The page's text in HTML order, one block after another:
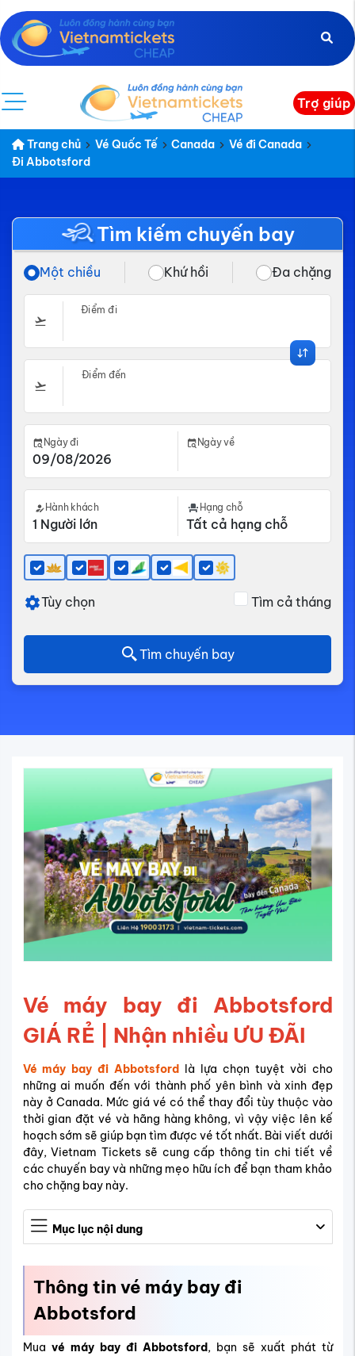
Trợ giúp
Trang chủ Vé Quốc Tế Canada
Vé đi Canada
Đi Abbotsford
Tìm kiếm chuyến bay
Một chiều Khứ hồi Đa chặng
Điểm đi
Điểm đến
Ngày đi Ngày về
Hành khách Hạng chỗ
Tùy chọn Tìm cả tháng
Tìm chuyến bay
Vé máy bay đi Abbotsford
GIÁ RẺ | Nhận nhiều ƯU ĐÃI
Vé máy bay đi Abbotsford là lựa chọn tuyệt vời cho
những ai muốn đến với thành phố yên bình và xinh đẹp
này ở Canada. Mức giá vé có thể thay đổi tùy thuộc vào
thời gian đặt vé và hãng hàng không, vì vậy việc lên kế
hoạch sớm sẽ giúp bạn tìm được vé tốt nhất. Bài viết dưới
đây, Vietnam Tickets sẽ cung cấp thông tin chi tiết về
các chuyến bay và những mẹo hữu ích để bạn tham khảo
cho chặng bay này.
Mục lục nội dung
Thông tin vé máy bay đi
Abbotsford
Mua vé máy bay đi Abbotsford, bạn sẽ xuất phát từ